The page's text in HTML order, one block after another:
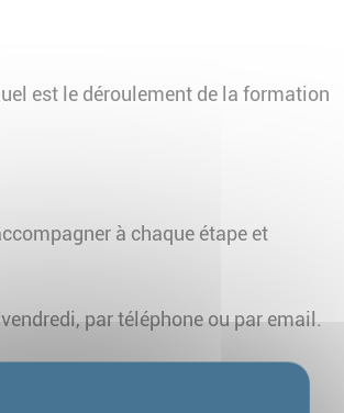
est le déroulement de la formation
à chaque étape et
par téléphone ou par email.